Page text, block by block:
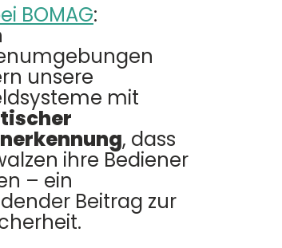
BOMAG:
unsere
mit
, dass
ihre Bediener
– ein
Beitrag zur